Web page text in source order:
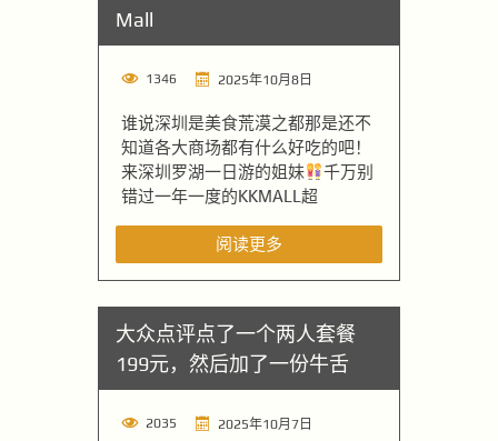
Mall
1346 2025年10月8日
谁说深圳是美食荒漠之都那是还不
知道各大商场都有什么好吃的吧！
来深圳罗湖一日游的姐妹
千万别
错过一年一度的KKMALL超
阅读更多
大众点评点了一个两人套餐
199元，然后加了一份牛舌
2035 2025年10月7日